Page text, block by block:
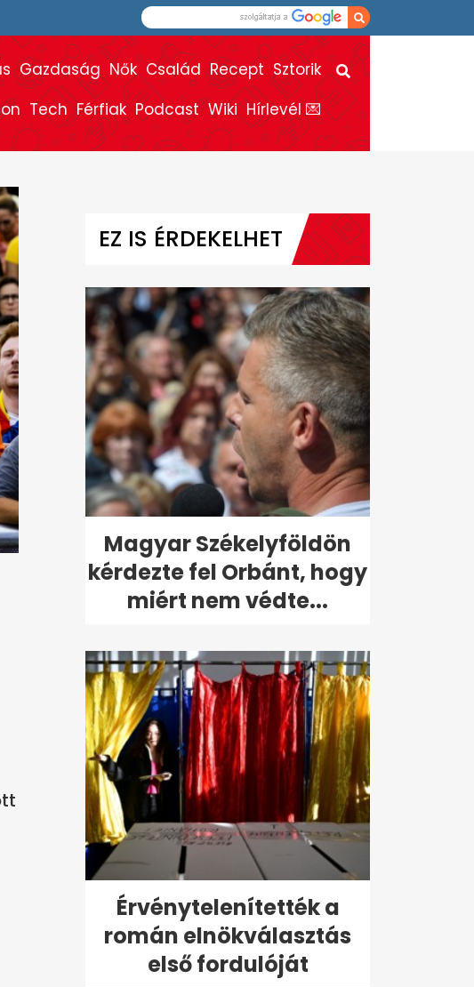
Gazdaság Nők Család Recept Sztorik
Tech Férfiak Podcast Wiki Hírlevél 💌
EZ IS ÉRDEKELHET
Magyar Székelyföldön
kérdezte fel Orbánt, hogy
miért nem védte...
Érvénytelenítették a
román elnökválasztás
első fordulóját